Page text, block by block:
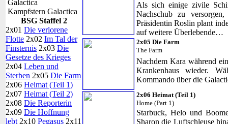
Kampfstern Galactica
BSG Staffel 2
2x01 Die verlorene
Flotte 2x02 Im Tal der
Finsternis 2x03 Die
Gesetze des Krieges
2x04 Leben und
Sterben 2x05 Die Farm
2x06 Heimat (Teil 1)
2x07 Heimat (Teil 2)
2x08 Die Reporterin
2x09 Die Hoffnung
lebt 2x10 Pegasus 2x11
Als sich einige zivile
Nachschub zu
Präsidentin Roslin plant
auf weitere Überlebende…
2x05 Die Farm
The Farm
Nachdem Kara während
Krankenhaus wieder.
Kommando über die
2x06 Heimat (Teil 1)
Home (Part 1)
Starbuck, Helo und
Sharon die Luftschleuse